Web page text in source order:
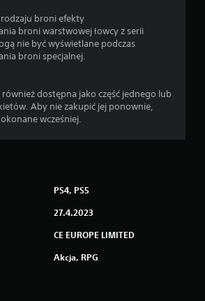
rodzaju broni efekty
broni warstwowej łowcy z serii
nie być wyświetlane podczas
broni specjalnej.
również dostępna jako część jednego lub
Aby nie zakupić jej ponownie,
wcześniej.
PS4, PS5
27.4.2023
CE EUROPE LIMITED
Akcja, RPG